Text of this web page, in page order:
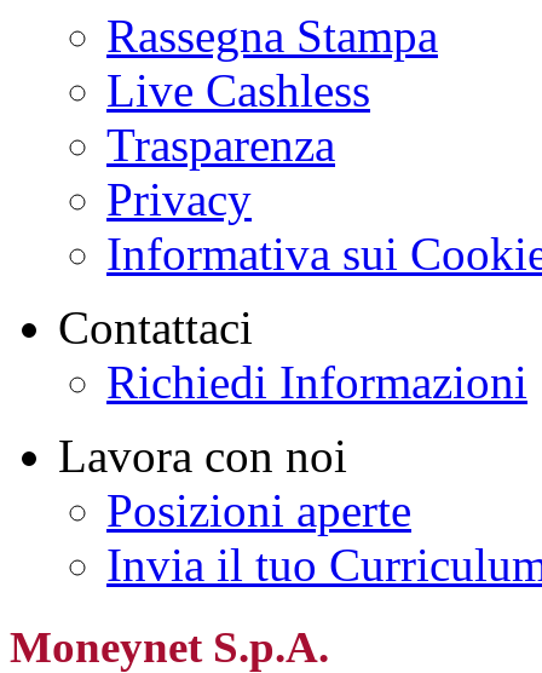
Rassegna Stampa
Live Cashless
Trasparenza
Privacy
Informativa sui
Contattaci
Richiedi Informazioni
Lavora con noi
Posizioni aperte
Invia il tuo
Moneynet S.p.A.